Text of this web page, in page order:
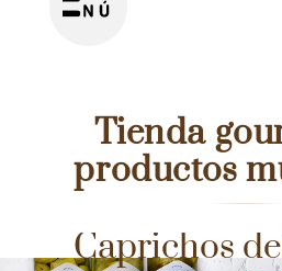
Tienda
productos
Caprichos